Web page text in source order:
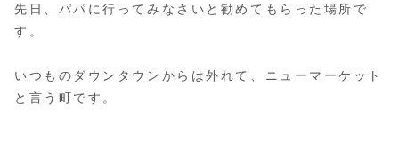
先日、パパに行ってみなさいと勧めてもらった場所で
す。
いつものダウンタウンからは外れて、ニューマーケット
と言う町です。